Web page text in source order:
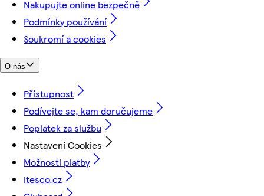
Nakupujte online bezpečně
Podmínky používání
Soukromí a cookies
O nás
Přístupnost
Podívejte se, kam doručujeme
Poplatek za službu
Nastavení Cookies
Možnosti platby
itesco.cz